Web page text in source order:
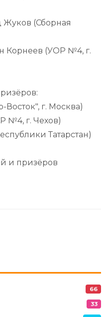
(Сборная
Корнеев (УОР №4, г.
г. Москва)
№4, г. Чехов)
Татарстан)
и призёров
66
33